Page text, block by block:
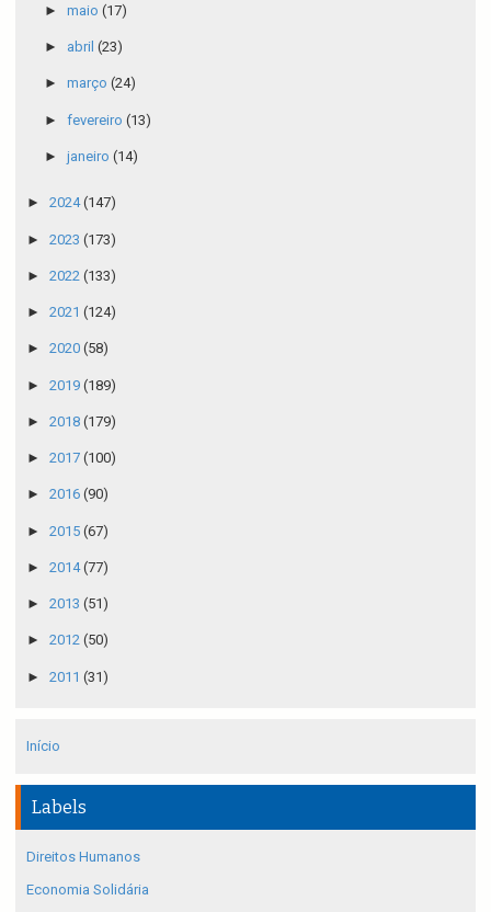
► maio (17)
► abril (23)
► março (24)
► fevereiro (13)
► janeiro (14)
► 2024(147)
► 2023 (173)
► 2022 (133)
► 2021 (124)
► 2020 (58)
► 2019 (189)
► 2018 (179)
► 2017 (100)
► 2016 (90)
► 2015 (67)
► 2014(77)
► 2013 (51)
► 2012 (50)
► 2011 (31)
Início
Labels
Direitos Humanos
Economia Solidária